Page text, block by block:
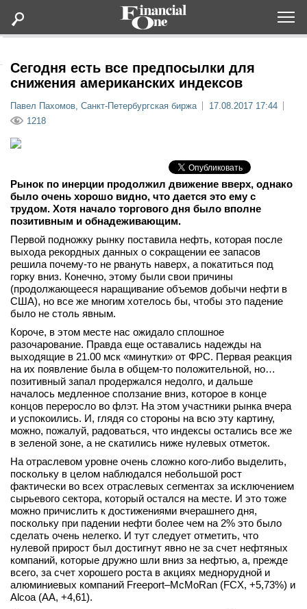
Статьи
Мероприятия
Новости
Интервью
телеграм
Стать автором
Вход
Сегодня есть все предпосылки для
снижения американских индексов
Павел Пахомов, Санкт-Петербургская биржа
17.08.2017 17:44
1218
Рынок по инерции продолжил движение вверх, однако
было очень хорошо видно, что дается это ему с
трудом. Хотя начало торгового дня было вполне
позитивным и обнадеживающим.
Первой подножку рынку поставила нефть, которая после
выхода рекордных данных о сокращении ее запасов
решила почему-то не рвануть наверх, а покатиться под
горку вниз. Конечно, этому были свои причины
(продолжающееся наращивание объемов добычи нефти в
США), но все же многим хотелось бы, чтобы это падение
было не столь явным.
Короче, в этом месте нас ожидало сплошное
разочарование. Правда еще оставались надежды на
выходящие в 21.00 мск «минутки» от ФРС. Первая реакция
на их появление была в общем-то положительной, но…
позитивный запал продержался недолго, и дальше
началось медленное сползание вниз, которое в конце
концов переросло во флэт. На этом участники рынка вчера
и успокоились. И, глядя со стороны на всю эту картину,
можно, пожалуй, радоваться, что индексы остались все же
в зеленой зоне, а не скатились ниже нулевых отметок.
На отраслевом уровне очень сложно кого-либо выделить,
поскольку в целом наблюдался небольшой рост
фактически во всех отраслевых сегментах за исключением
сырьевого сектора, который остался на месте. И это тоже
можно причислить к достижениями вчерашнего дня,
поскольку при падении нефти более чем на 2% это было
сделать очень нелегко. И тут следует отметить, что
нулевой прирост был достигнут явно не за счет нефтяных
компаний, которые дружно шли вниз за нефтью, а, прежде
всего, за счет хорошего роста в акциях меднорудной и
алюминиевых компаний Freeport–McMoRan (FCX, +5,73%) и
Alcoa (AA, +4,61).